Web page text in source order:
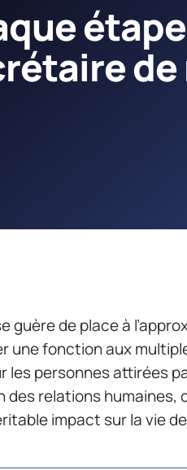
guère de place à
une fonction aux
les personnes attirées
relations humaines,
impact sur la vie